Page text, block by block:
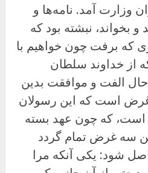
وزارت آمد. نامه‌ها و
بخواند، نبشته بود که
که برفت چون خواهیم با
از خداوند سلطان
الفت و موافقت بدین
است که این رسولان
است، که چون عهد بسته
سه غرض تمام گردد
شود: یکی آنکه مرا